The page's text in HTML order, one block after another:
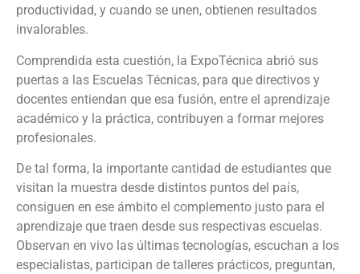
productividad, y cuando se unen, obtienen resultados
invalorables.
Comprendida esta cuestión, la ExpoTécnica abrió sus
puertas a las Escuelas Técnicas, para que directivos y
docentes entiendan que esa fusión, entre el aprendizaje
académico y la práctica, contribuyen a formar mejores
profesionales.
De tal forma, la importante cantidad de estudiantes que
visitan la muestra desde distintos puntos del país,
consiguen en ese ámbito el complemento justo para el
aprendizaje que traen desde sus respectivas escuelas.
Observan en vivo las últimas tecnologías, escuchan a los
especialistas, participan de talleres prácticos, preguntan,